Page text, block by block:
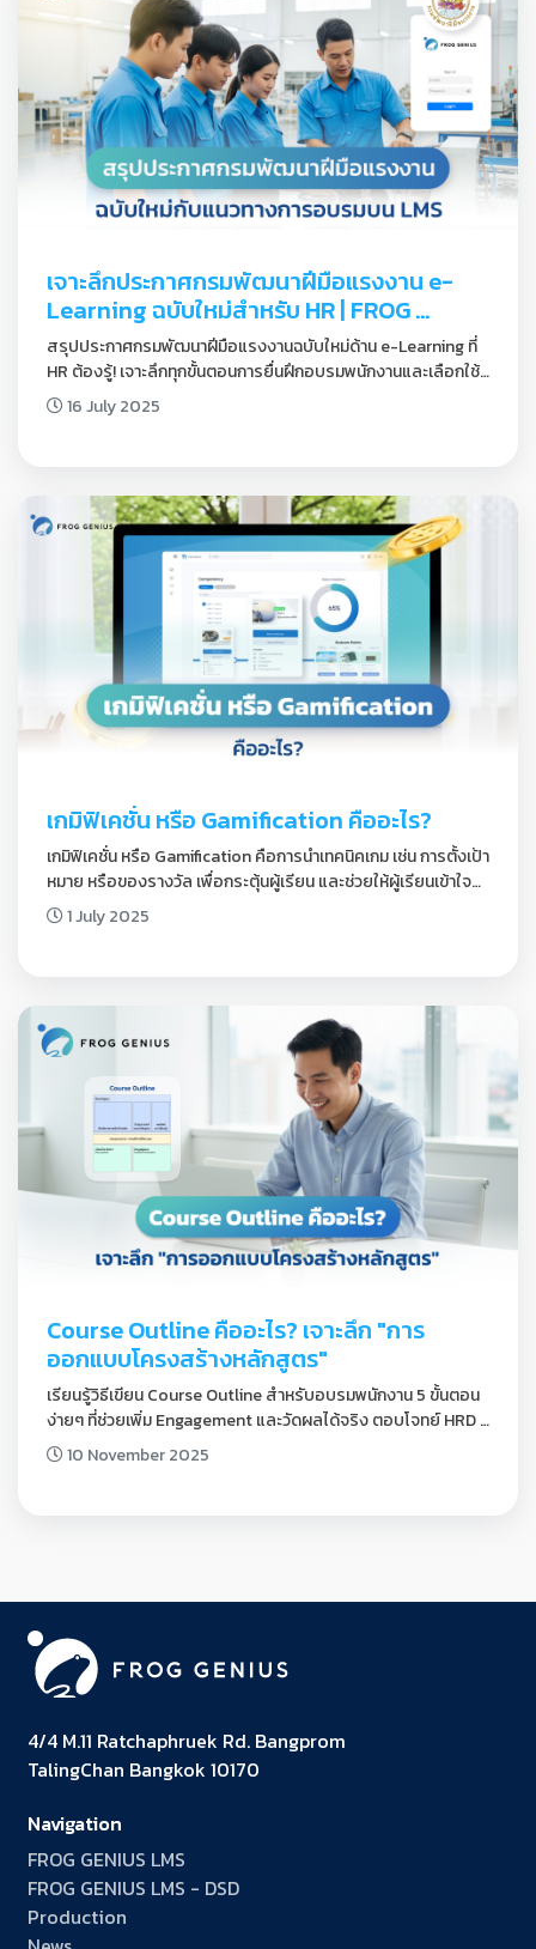
เจาะลึกประกาศกรมพัฒนาฝีมือแรงงาน e-
Learning ฉบับใหม่สำหรับ HR | FROG
GENIUS
สรุปประกาศกรมพัฒนาฝีมือแรงงานฉบับใหม่ด้าน e-Learning ที่
HR ต้องรู้! เจาะลึกทุกขั้นตอนการยื่นฝึกอบรมพนักงานและเลือกใช้
LMS ให้ถูกต้องตามกฎหมายกับ FROG GENIUS
16 July 2025
เกมิฟิเคชั่น หรือ Gamification คืออะไร?
เกมิฟิเคชั่น หรือ Gamification คือการนำเทคนิคเกม เช่น การตั้งเป้า
หมาย หรือของรางวัล เพื่อกระตุ้นผู้เรียน และช่วยให้ผู้เรียนเข้าใจ
เนื้อหาได้ง่ายขึ้น
1 July 2025
Course Outline คืออะไร? เจาะลึก "การ
ออกแบบโครงสร้างหลักสูตร"
เรียนรู้วิธีเขียน Course Outline สำหรับอบรมพนักงาน 5 ขั้นตอน
ง่ายๆ ที่ช่วยเพิ่ม Engagement และวัดผลได้จริง ตอบโจทย์ HRD
ยุคใหม่10 November 2025
4/4 M.11 Ratchaphruek Rd. Bangprom
TalingChan Bangkok 10170
Navigation
FROG GENIUS LMS
FROG GENIUS LMS - DSD
Production